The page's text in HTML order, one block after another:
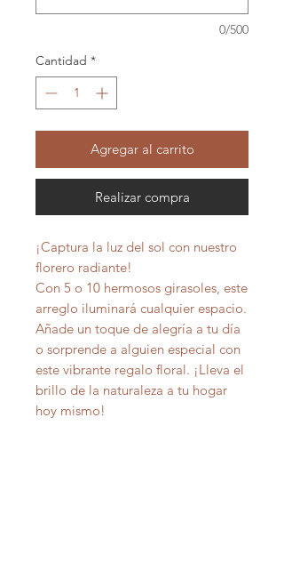
0/500
Cantidad *
Agregar al carrito
Realizar compra
¡Captura la luz del sol con nuestro
florero radiante!
Con 5 o 10 hermosos girasoles, este
arreglo iluminará cualquier espacio.
Añade un toque de alegría a tu día
o sorprende a alguien especial con
este vibrante regalo floral. ¡Lleva el
brillo de la naturaleza a tu hogar
hoy mismo!